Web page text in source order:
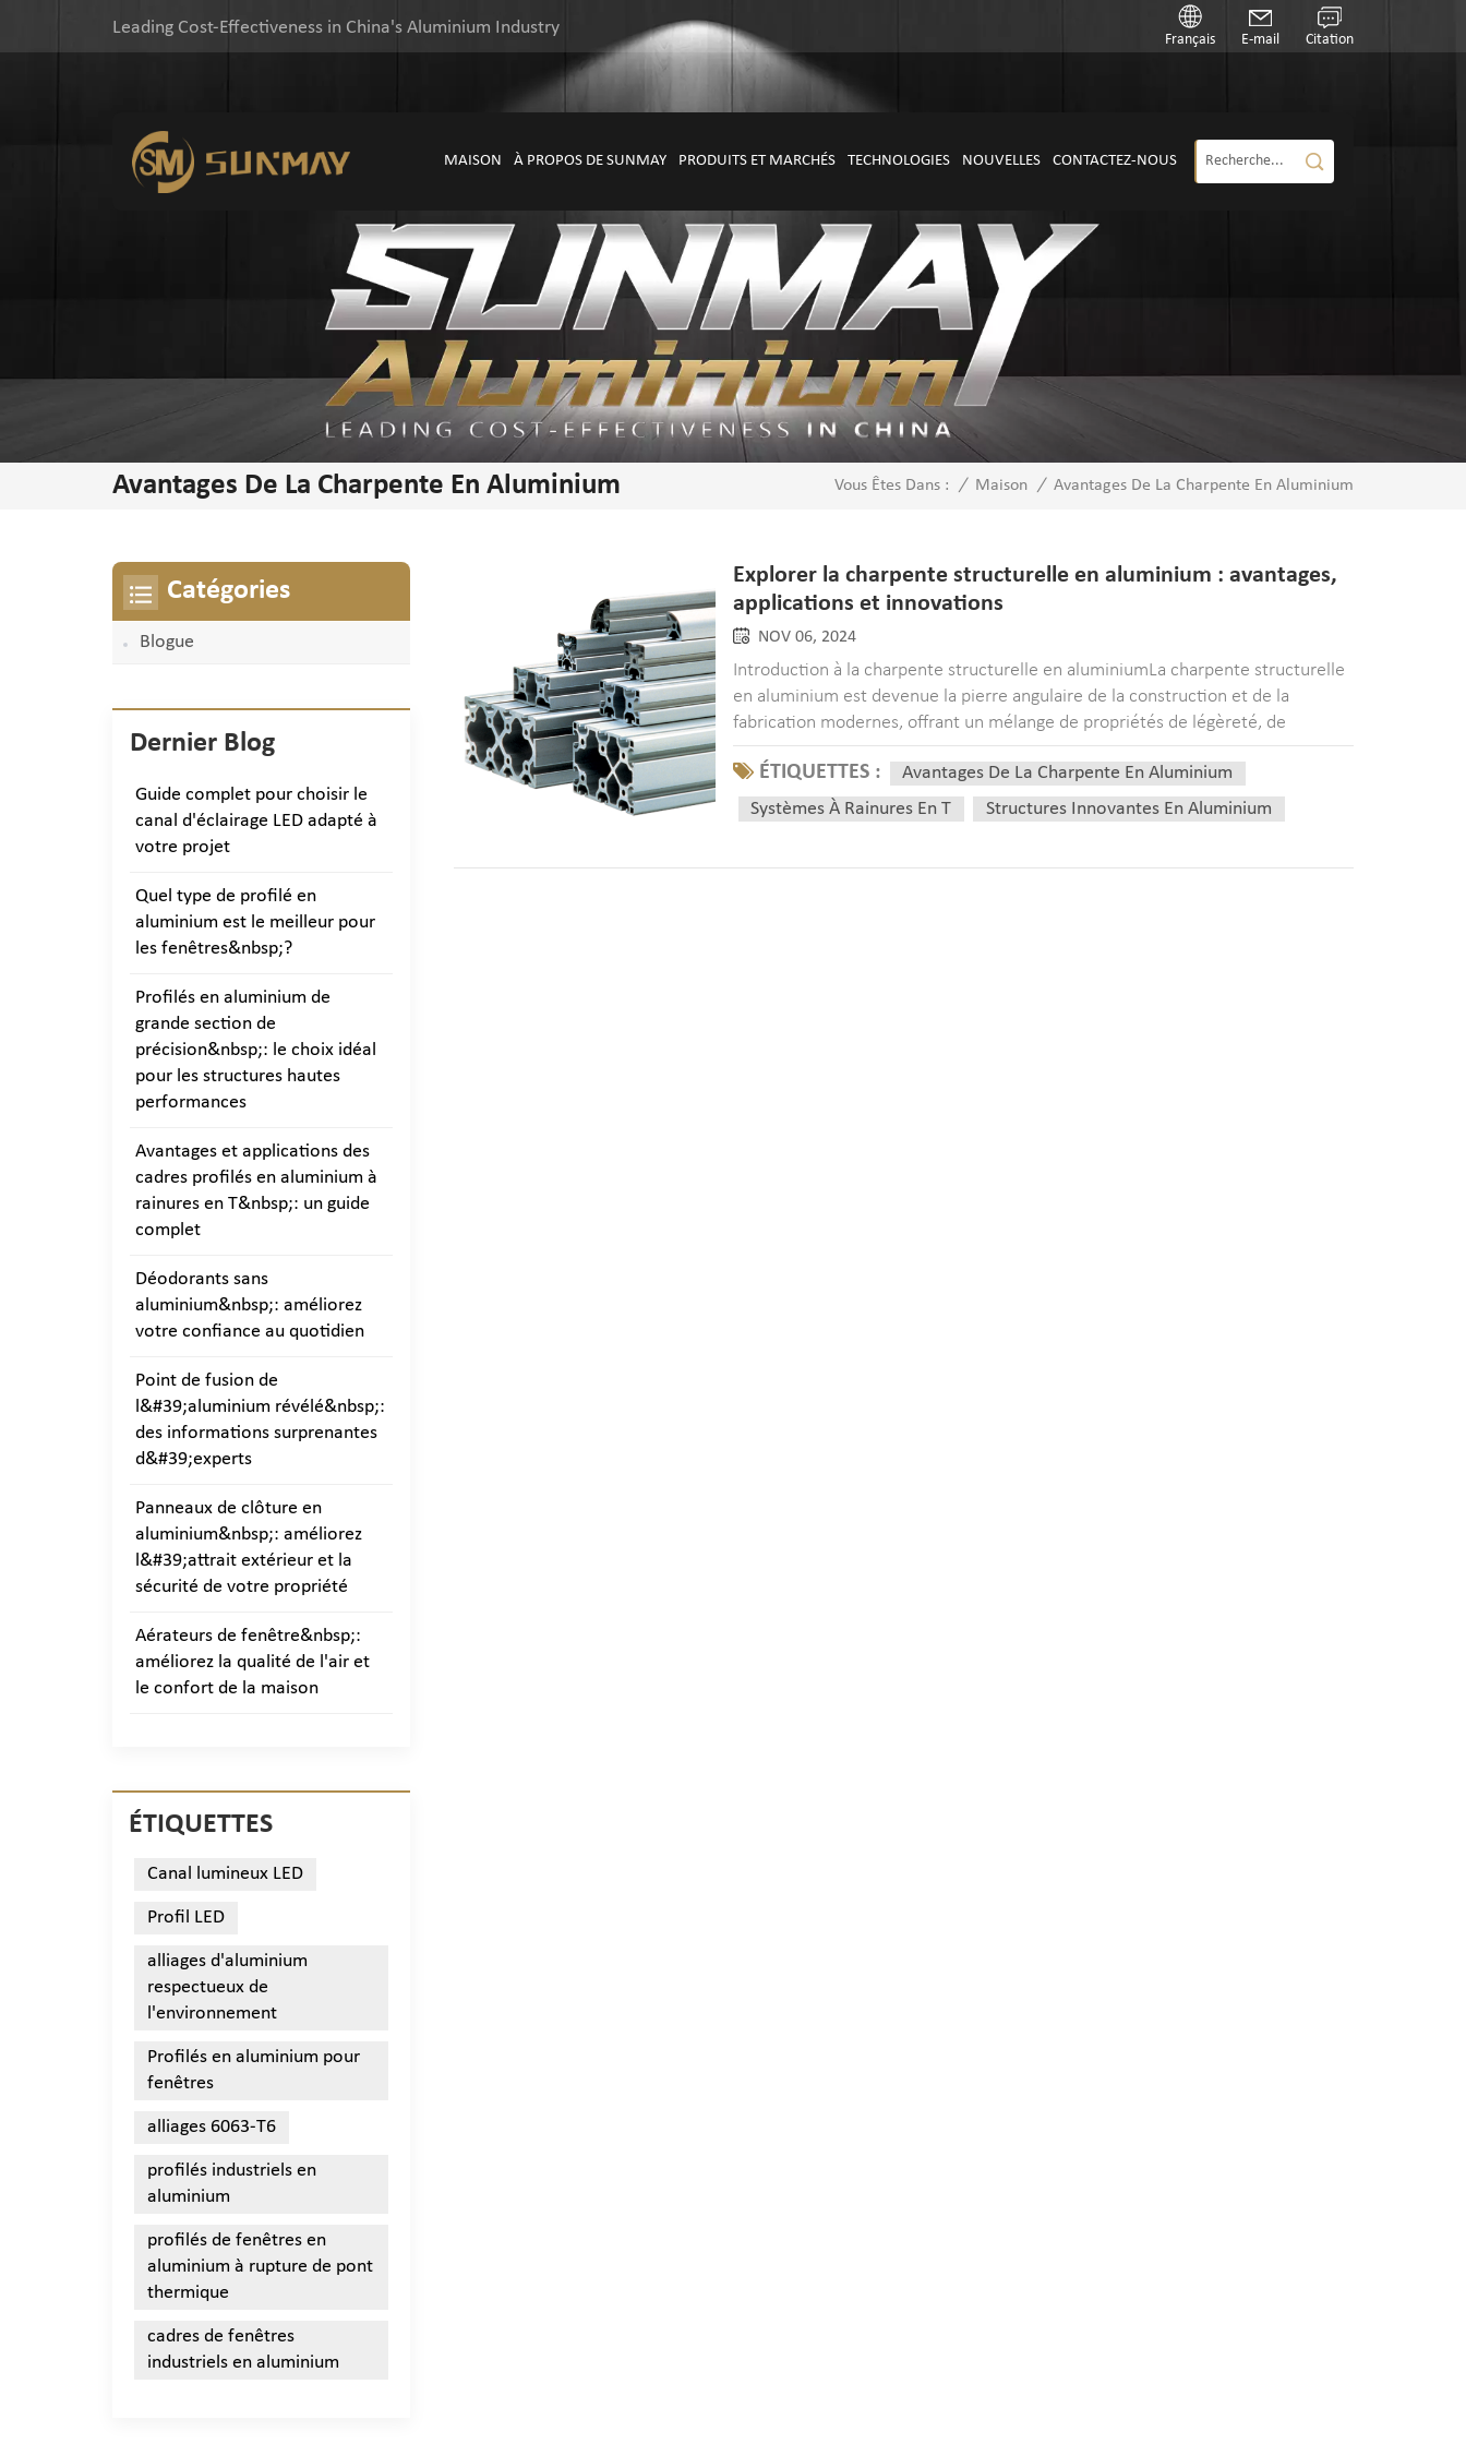
Leading Cost-Effectiveness in China's Aluminium Industry
Français E-mail Citation
MAISON À PROPOS DE SUNMAY PRODUITS ET MARCHÉS TECHNOLOGIES NOUVELLES CONTACTEZ-NOUS
Avantages De La Charpente En Aluminium Vous Êtes Dans : / Maison / Avantages De La Charpente En Aluminium
Explorer la charpente structurelle en aluminium : avantages,
applications et innovations
NOV 06, 2024
Introduction à la charpente structurelle en aluminiumLa charpente structurelle
en aluminium est devenue la pierre angulaire de la construction et de la
fabrication modernes, offrant un mélange de propriétés de légèreté, de
résistance et de polyvalence que les matériaux traditionnels comme l'acier on...
ÉTIQUETTES :
Avantages De La Charpente En Aluminium
Systèmes À Rainures En T
Structures Innovantes En Aluminium
Catégories
Blogue
Dernier Blog
Guide complet pour choisir le
canal d'éclairage LED adapté à
votre projet
Quel type de profilé en
aluminium est le meilleur pour
les fenêtres&nbsp;?
Profilés en aluminium de
grande section de
précision&nbsp;: le choix idéal
pour les structures hautes
performances
Avantages et applications des
cadres profilés en aluminium à
rainures en T&nbsp;: un guide
complet
Déodorants sans
aluminium&nbsp;: améliorez
votre confiance au quotidien
Point de fusion de
l&#39;aluminium révélé&nbsp;:
des informations surprenantes
d&#39;experts
Panneaux de clôture en
aluminium&nbsp;: améliorez
l&#39;attrait extérieur et la
sécurité de votre propriété
Aérateurs de fenêtre&nbsp;:
améliorez la qualité de l'air et
le confort de la maison
ÉTIQUETTES
Canal lumineux LED
Profil LED
alliages d'aluminium
respectueux de
l'environnement
Profilés en aluminium pour
fenêtres
alliages 6063-T6
profilés industriels en
aluminium
profilés de fenêtres en
aluminium à rupture de pont
thermique
cadres de fenêtres
industriels en aluminium